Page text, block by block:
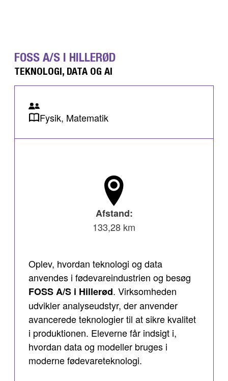
FOSS A/S I HILLERØD
TEKNOLOGI, DATA OG AI
Fysik, Matematik
Afstand:
133,28 km
Oplev, hvordan teknologi og data
anvendes i fødevareindustrien og besøg
FOSS A/S i Hillerød. Virksomheden
udvikler analyseudstyr, der anvender
avancerede teknologier til at sikre kvalitet
i produktionen. Eleverne får indsigt i,
hvordan data og modeller bruges i
moderne fødevareteknologi.